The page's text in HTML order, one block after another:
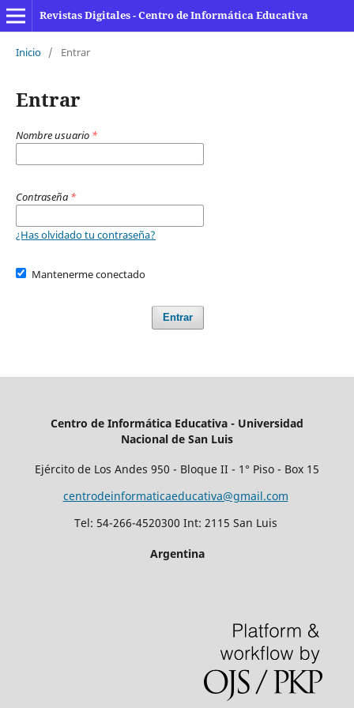
Revistas Digitales - Centro de Informática Educativa
Inicio / Entrar
Entrar
Nombre usuario *
Contraseña *
¿Has olvidado tu contraseña?
Mantenerme conectado
Entrar
Centro de Informática Educativa - Universidad
Nacional de San Luis
Ejército de Los Andes 950 - Bloque II - 1° Piso - Box 15
centrodeinformaticaeducativa@gmail.com
Tel: 54-266-4520300 Int: 2115 San Luis
Argentina